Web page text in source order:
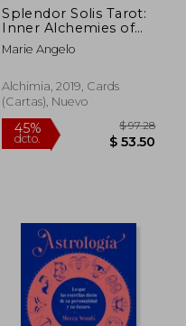
45%
Splendor Solis Tarot:
Inner Alchemies of
Mithraic Light (en
Inglés)
Marie Angelo
Alchimia, 2019, Cards
(Cartas), Nuevo